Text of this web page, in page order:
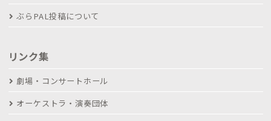
ぶらPAL投稿について
リンク集
劇場・コンサートホール
オーケストラ・演奏団体